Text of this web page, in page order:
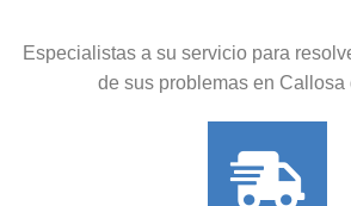
Especialistas a su servicio para
de sus problemas en Callosa